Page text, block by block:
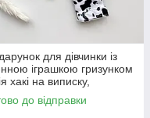
для дівчинки із
іграшкою гризунком
хакі на виписку,
півроку,
до відправки